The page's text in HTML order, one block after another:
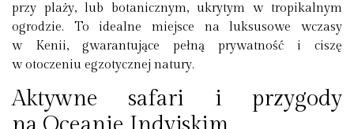
przy plaży, lub botanicznym, ukrytym w tropikalnym
ogrodzie. To idealne miejsce na luksusowe wczasy
w Kenii, gwarantujące pełną prywatność i ciszę
w otoczeniu egzotycznej natury.
Aktywne safari i przygody